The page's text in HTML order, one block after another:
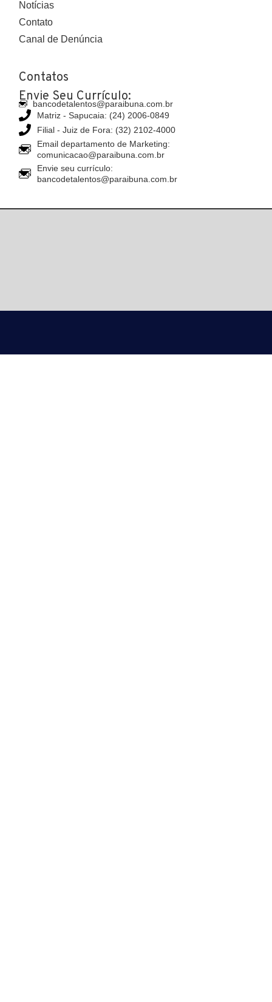
Notícias
Contato
Canal de Denúncia
Contatos
Envie Seu Currículo:
bancodetalentos@paraibuna.com.br
Matriz - Sapucaia: (24) 2006-0849
Filial - Juiz de Fora: (32) 2102-4000
Email departamento de Marketing:
comunicacao@paraibuna.com.br
Envie seu currículo:
bancodetalentos@paraibuna.com.br